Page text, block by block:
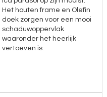
Het houten frame en Olefin
doek zorgen voor een mooi
schaduwoppervlak
waaronder het heerlijk
vertoeven is.